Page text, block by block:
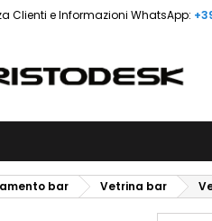
Clienti e Informazioni WhatsApp:
bar Vetrina bar